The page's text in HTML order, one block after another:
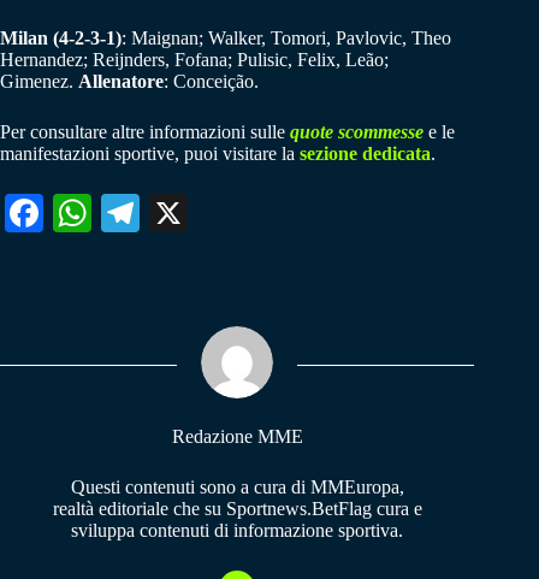
Milan (4-2-3-1): Maignan; Walker, Tomori, Pavlovic, Theo
Hernandez; Reijnders, Fofana; Pulisic, Felix, Leão;
Gimenez. Allenatore: Conceição.
Per consultare altre informazioni sulle quote scommesse e le
manifestazioni sportive, puoi visitare la sezione dedicata.
Fa W
pp
Te
m
Redazione MME
Questi contenuti sono a cura di MMEuropa,
realtà editoriale che su Sportnews.BetFlag cura e
sviluppa contenuti di informazione sportiva.